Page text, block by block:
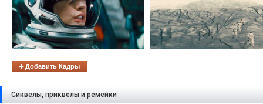
➕ Добавить Кадры
Сиквелы, приквелы и ремейки